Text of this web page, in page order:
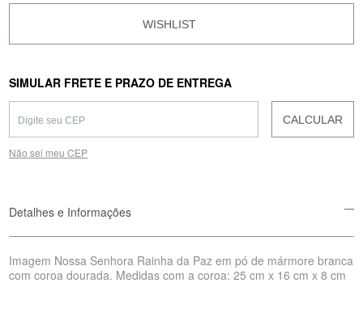
SIMULAR FRETE E PRAZO DE ENTREGA
CALCULAR
Não sei meu CEP
Detalhes e Informações
Imagem Nossa Senhora Rainha da Paz em pó de mármore branca
com coroa dourada. Medidas com a coroa: 25 cm x 16 cm x 8 cm